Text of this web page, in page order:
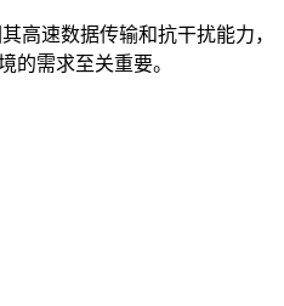
速数据传输和抗干扰能力，
的需求至关重要。